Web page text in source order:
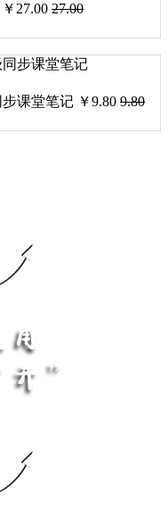
￥ 27.00 27.00
步课堂笔记 ￥9.80 9.80